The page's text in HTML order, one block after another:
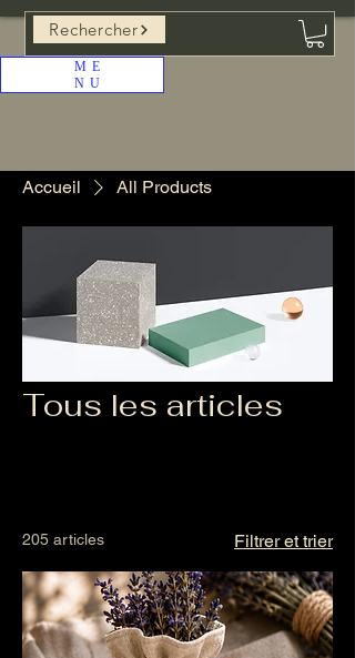
ME
NU
Rechercher
Accueil All Products
Tous les articles
205 articles Filtrer et trier